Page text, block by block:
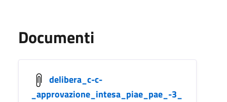
Documenti
delibera_c-c-
_approvazione_intesa_piae_pae_-3_